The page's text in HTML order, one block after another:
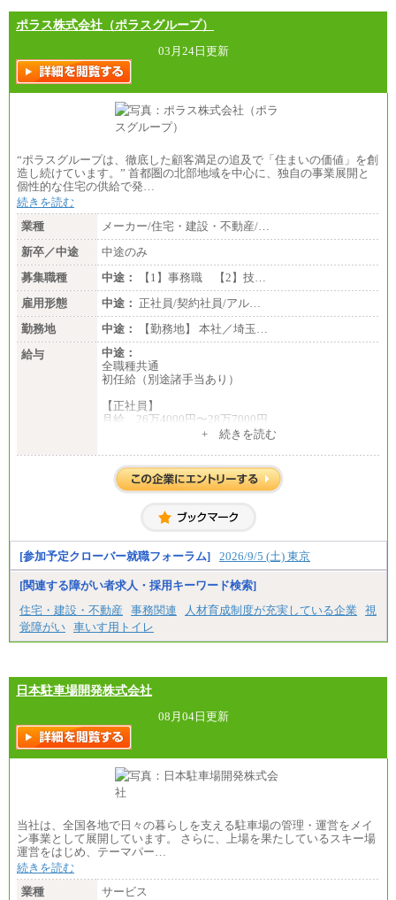
中途：
【全職種共通】
〔正社員〕
月給212,900円～330,000円
※実務経験に応じてご相談させていただきます（上
記金額を超える可能性あり）
※職種8）を除き、正社員の場合勤務地は本社のみと
なります
※交通費：月5万円まで
札幌 ：時給1,100円～1,450円
東京 ：時給1,226円～1,400円
横浜 ：時給1,225円～
川口 ：時給1,150円～
佐世保：時給1,035円～
沖縄 ：時給1,025円～1,350円
※給与は実務経験・職種・配属部署によって異なり
ます
※交通費：月5万円まで
ポラス株式会社（ポラスグループ）
03月24日更新
“ポラスグループは、徹底した顧客満足の追及で「住まいの価値」を創
造し続けています。” 首都圏の北部地域を中心に、独自の事業展開と
個性的な住宅の供給で発…
続きを読む
業種
メーカー/住宅・建設・不動産/…
新卒／中途
中途のみ
募集職種
中途：
【1】事務職 【2】技…
雇用形態
中途： 正社員/契約社員/アル…
勤務地
中途：
【勤務地】 本社／埼玉…
給与
中途：
全職種共通
初任給（別途諸手当あり）
【正社員】
月給 26万4000円〜28万7000円
月給 21万6300円〜27万1200円
【アルバイト・パート・時給制】
神奈川/1,390円～、静岡/1,240円～、滋賀/1,220円
～、
愛知/1,290円～
※正社員・契約社員登用制度あり
※上記給与をベースにスキル・経験に応じて、決定
します。
※試用期間中も給与に変更はございません
+ 続きを読む
[参加予定クローバー就職フォーラム] 2026/9/5 (土) 東京
[関連する障がい者求人・採用キーワード検索]
住宅・建設・不動産
事務関連 人材育成制度が充実している企業
視
覚障がい 車いす用トイレ
日本駐車場開発株式会社
08月04日更新
当社は、全国各地で日々の暮らしを支える駐車場の管理・運営をメイ
ン事業として展開しています。 さらに、上場を果たしているスキー場
運営をはじめ、テーマパー…
続きを読む
業種
サービス